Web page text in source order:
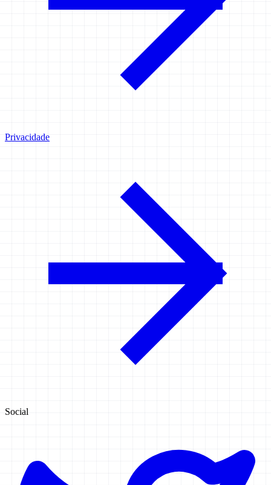
Privacidade
Social